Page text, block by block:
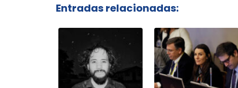
Entradas relacionadas: